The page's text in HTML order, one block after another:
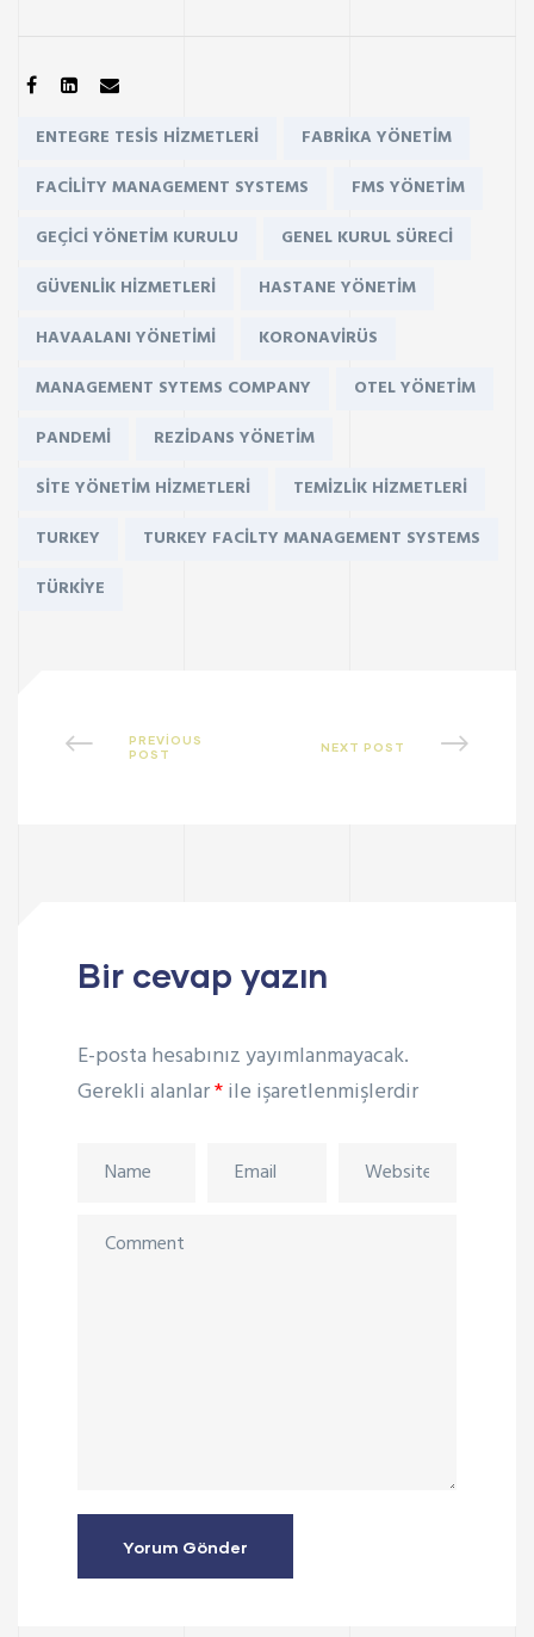
SHARE:
Tags:
ENTEGRE TESIS HIZMETLERI
FABRIKA YÖNETIM
FACILITY MANAGEMENT SYSTEMS
FMS YÖNETIM
GEÇICI YÖNETIM KURULU
GENEL KURUL SÜRECI
GÜVENLIK HIZMETLERI
HASTANE YÖNETIM
HAVAALANI YÖNETIMI
KORONAVIRÜS
MANAGEMENT SYTEMS COMPANY
OTEL YÖNETIM
PANDEMI
REZIDANS YÖNETIM
SITE YÖNETIM HIZMETLERI
TEMIZLIK HIZMETLERI
TURKEY
TURKEY FACILTY MANAGEMENT SYSTEMS
TÜRKIYE
PREVIOUS
POST
NEXT POST
Bir cevap yazın
E-posta hesabınız yayımlanmayacak.
Gerekli alanlar*ile işaretlenmişlerdir